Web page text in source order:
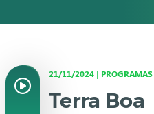
21/11/2024 | PROGRAMAS
Terra Boa